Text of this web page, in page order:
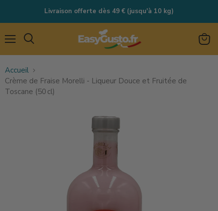
Livraison offerte dès 49 € (jusqu'à 10 kg)
Accueil
Crème de Fraise Morelli - Liqueur Douce et Fruitée de
Toscane (50 cl)